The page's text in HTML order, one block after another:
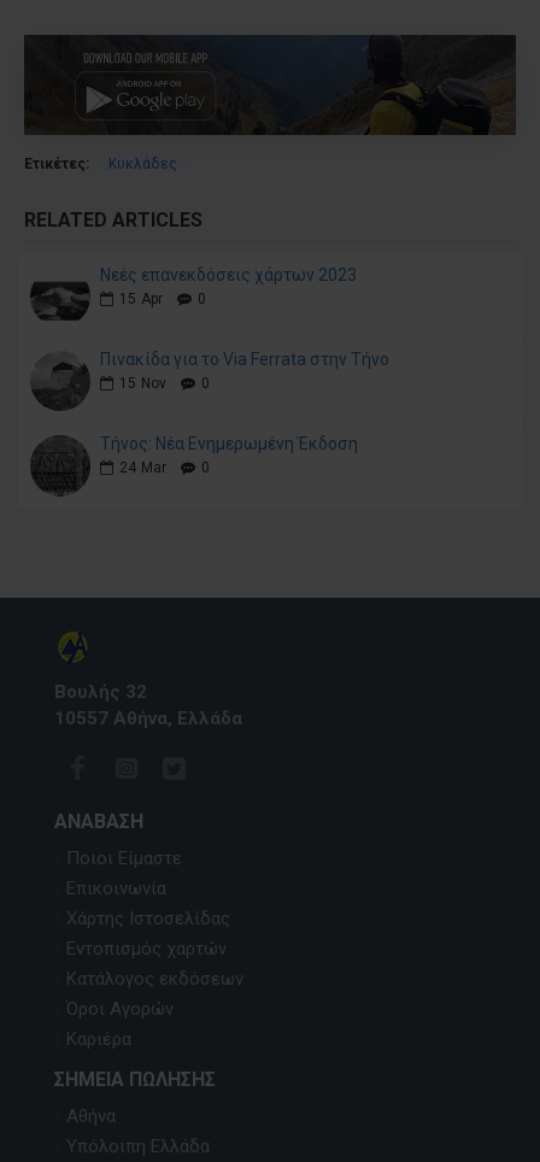
Ετικέτες: Κυκλάδες
RELATED ARTICLES
Νεές επανεκδόσεις χάρτων 2023
15 Apr 0
Πινακίδα για το Via Ferrata στην Τήνο
15 Nov 0
Τήνος: Νέα Ενημερωμένη Έκδοση
24 Mar 0
Βουλής 32
10557 Αθήνα, Ελλάδα
ΑΝΆΒΑΣΗ
Ποιοι Είμαστε
Επικοινωνία
Χάρτης Ιστοσελίδας
Εντοπισμός χαρτών
Κατάλογος εκδόσεων
Όροι Αγορών
Καριέρα
ΣΗΜΕΊΑ ΠΏΛΗΣΗΣ
Αθήνα
Υπόλοιπη Ελλάδα